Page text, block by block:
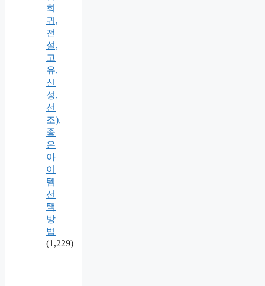
희
귀,
전
설,
고
유,
신
성,
선
조),
좋
은
아
이
템
선
택
방
법
(1,229)